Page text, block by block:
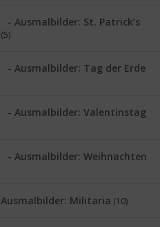
Ausmalbilder: St. Patrick’s
(5)
Ausmalbilder: Tag der Erde
Ausmalbilder: Valentinstag
Ausmalbilder: Weihnachten
Ausmalbilder: Militaria (10)